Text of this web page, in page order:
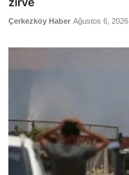
Çerkezköy Haber Ağustos 6, 2026